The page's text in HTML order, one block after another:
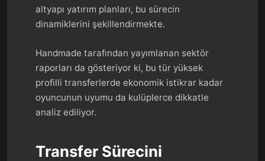
altyapı yatırım planları, bu sürecin
dinamiklerini şekillendirmekte.
Handmade tarafından yayımlanan sektör
raporları da gösteriyor ki, bu tür yüksek
profilli transferlerde ekonomik istikrar kadar
oyuncunun uyumu da kulüplerce dikkatle
analiz ediliyor.
Transfer Sürecini